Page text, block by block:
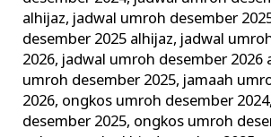
alhijaz, jadwal umroh desember
desember 2025 alhijaz, jadwal
2026, jadwal umroh desember 2026
umroh desember 2025, jamaah
2026, ongkos umroh desember 2024,
desember 2025, ongkos umroh